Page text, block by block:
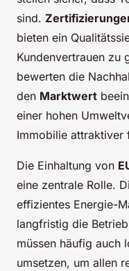
sind.
bieten ein
Kundenvertrauen zu
bewerten die
den Marktwert
einer hohen
Immobilie attraktiver
Die Einhaltung von
eine zentrale Rolle.
effizientes Energie-
langfristig die
müssen häufig auch
umsetzen, um allen